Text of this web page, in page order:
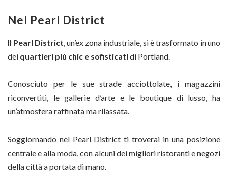
Nel Pearl District
Il Pearl District, un’ex zona industriale, si è trasformato in uno
dei quartieri più chic e sofisticatidi Portland.
Conosciuto per le sue strade acciottolate, i magazzini
riconvertiti, le gallerie d’arte e le boutique di lusso, ha
un’atmosfera raffinata ma rilassata.
Soggiornando nel Pearl District ti troverai in una posizione
centrale e alla moda, con alcuni dei migliori ristoranti e negozi
della città a portata di mano.